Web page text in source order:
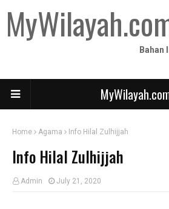
Bahan
Home Agama Info Hilal Zulhijjah
Info Hilal Zulhijjah
Admin July 21, 2020